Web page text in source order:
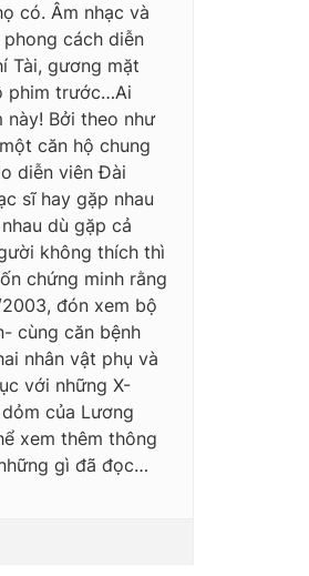
có. Âm nhạc và
cách diễn
Tài, gương mặt
phim trước…Ai
Bởi theo như
căn hộ chung
diễn viên Đài
sĩ hay gặp nhau
dù gặp cả
không thích thì
chứng minh rằng
đón xem bộ
cùng căn bệnh
nhân vật phụ và
với những X-
của Lương
xem thêm thông
gì đã đọc…